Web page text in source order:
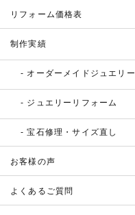
リフォーム価格表
制作実績
オーダーメイドジュエリー
ジュエリーリフォーム
宝石修理・サイズ直し
お客様の声
よくあるご質問